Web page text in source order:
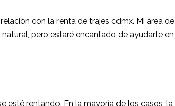
con la renta de trajes cdmx. Mi área de
pero estaré encantado de ayudarte en
esté rentando. En la mayoría de los casos, la